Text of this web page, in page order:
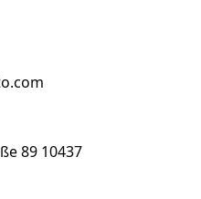
89 10437